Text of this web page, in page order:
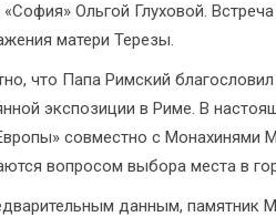
Ольгой Глуховой.
матери Терезы.
что Папа Римский
экспозиции в Риме. В
совместно с Монахинями
вопросом выбора места в
данным, памятник